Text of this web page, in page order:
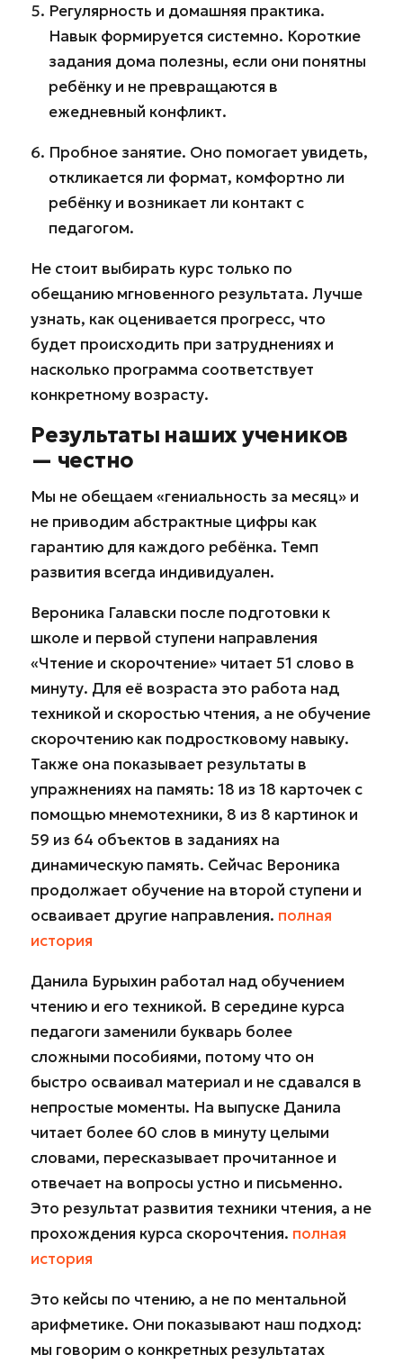
Регулярность и домашняя практика.
Навык формируется системно. Короткие
задания дома полезны, если они понятны
ребёнку и не превращаются в
ежедневный конфликт.
Пробное занятие. Оно помогает увидеть,
откликается ли формат, комфортно ли
ребёнку и возникает ли контакт с
педагогом.
Не стоит выбирать курс только по
обещанию мгновенного результата. Лучше
узнать, как оценивается прогресс, что
будет происходить при затруднениях и
насколько программа соответствует
конкретному возрасту.
Результаты наших учеников
— честно
Мы не обещаем «гениальность за месяц» и
не приводим абстрактные цифры как
гарантию для каждого ребёнка. Темп
развития всегда индивидуален.
Вероника Галавски после подготовки к
школе и первой ступени направления
«Чтение и скорочтение» читает 51 слово в
минуту. Для её возраста это работа над
техникой и скоростью чтения, а не обучение
скорочтению как подростковому навыку.
Также она показывает результаты в
упражнениях на память: 18 из 18 карточек с
помощью мнемотехники, 8 из 8 картинок и
59 из 64 объектов в заданиях на
динамическую память. Сейчас Вероника
продолжает обучение на второй ступени и
осваивает другие направления. полная
история
Данила Бурыхин работал над обучением
чтению и его техникой. В середине курса
педагоги заменили букварь более
сложными пособиями, потому что он
быстро осваивал материал и не сдавался в
непростые моменты. На выпуске Данила
читает более 60 слов в минуту целыми
словами, пересказывает прочитанное и
отвечает на вопросы устно и письменно.
Это результат развития техники чтения, а не
прохождения курса скорочтения. полная
история
Это кейсы по чтению, а не по ментальной
арифметике. Они показывают наш подход:
мы говорим о конкретных результатах